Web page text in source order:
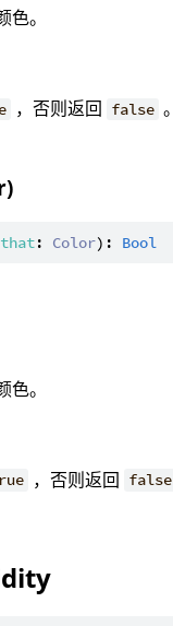
。
，否则返回 false 。
that: Color): Bool
。
，否则返回 false